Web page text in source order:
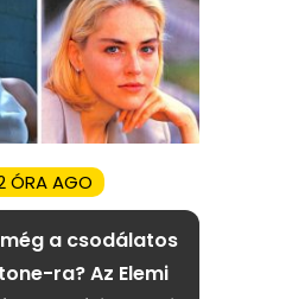
ÓRA AGO
még a csodálatos
ra? Az Elemi